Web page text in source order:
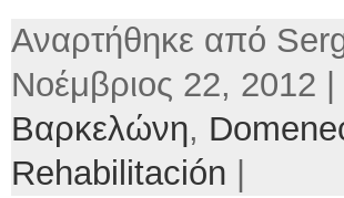
Αναρτήθηκε από
Νοέμβριος 22, 2012
Βαρκελώνη,
Rehabilitación